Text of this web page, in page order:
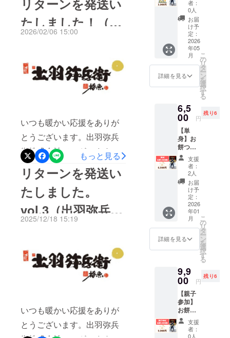
（第5回目）有機栽培コー
ス・特別栽培コースともに
発送を完了いたしました。
ホームページでも販売して
おります。引き続きご注文
されたい方は、下記URLよ
せ。▼弊社ホームページ
URLhttps://www.organic-
yahei.jp/search/引き続き宜
しくお願いいたします。出
羽弥兵衛株式会社
リターンを発送い
たしました！（出
社）
2026/02/06 15:00
いつも暖かい応援をありが
とうございます。出羽弥兵
衛株式会社でございます。2
月5日、お米サブスクのリ
ターン発送を行いました。
（第4回目）有機栽培コー
ス・特別栽培コースともに
発送を完了いたしました。
たが出荷が遅れてしまい大
変申し訳ございません。商
品の到着まで今しばらくお
しくお願いいたします。出
羽弥兵衛株式会社
もっと見る
リターンを発送い
たしました。
vol.3（出羽弥兵衛
2025/12/18 15:19
いつも暖かい応援をありが
とうございます。出羽弥兵
産付
き） 日
程：
2026年
5月予定
会場：
山形県
庄内 お
土産：
出羽弥
兵衛幻
一袋
（300g
） ※会
場まで
の交通
費、宿
泊が必
要な場
合の宿
泊費は
含まれ
ていま
せん。
・支援
者様の
交通費
や滞在
費や滞
在費は
各自で
ご負担
くださ
い。 ・
支援者
様との
者：
0人
お届
け予
定：
2026
年05
月
詳細を見る
こ
の
リ
タ
ー
ン
を
選
択
す
る
6,5
00 円
残り6
【単
身】お
餅つき
体験
（お土
産付
き） 日
程：1月
上旬開
催（1月
10日ま
たは11
日予
定） 会
場：都
内 お土
羽弥兵
衛幻の
もち一
袋
（300g
） ※未
就学児
は無料
※会場ま
支援
者：
2人
お届
け予
定：
2026
年01
月
詳細を見る
こ
の
リ
タ
ー
ン
を
選
択
す
る
9,9
00 円
残り6
【親子
参加】
お餅つ
き体験
（お土
産付
支援
者：
0人